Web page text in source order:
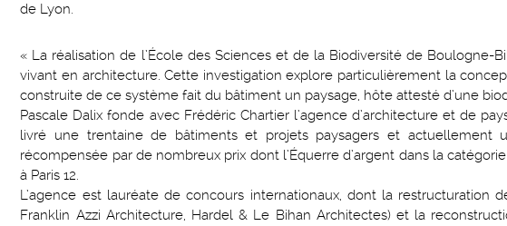
de Lyon.
« La réalisation de l’École des Sciences et de la Biodiversité de
vivant en architecture. Cette investigation explore particulièrement la
construite de ce système fait du bâtiment un paysage, hôte attesté d’une
Pascale Dalix fonde avec Frédéric Chartier l’agence d’architecture et de
livré une trentaine de bâtiments et projets paysagers et actuellement
récompensée par de nombreux prix dont l’Équerre d’argent dans la
à Paris 12.
L’agence est lauréate de concours internationaux, dont la restructuration
Franklin Azzi Architecture, Hardel & Le Bihan Architectes) et la